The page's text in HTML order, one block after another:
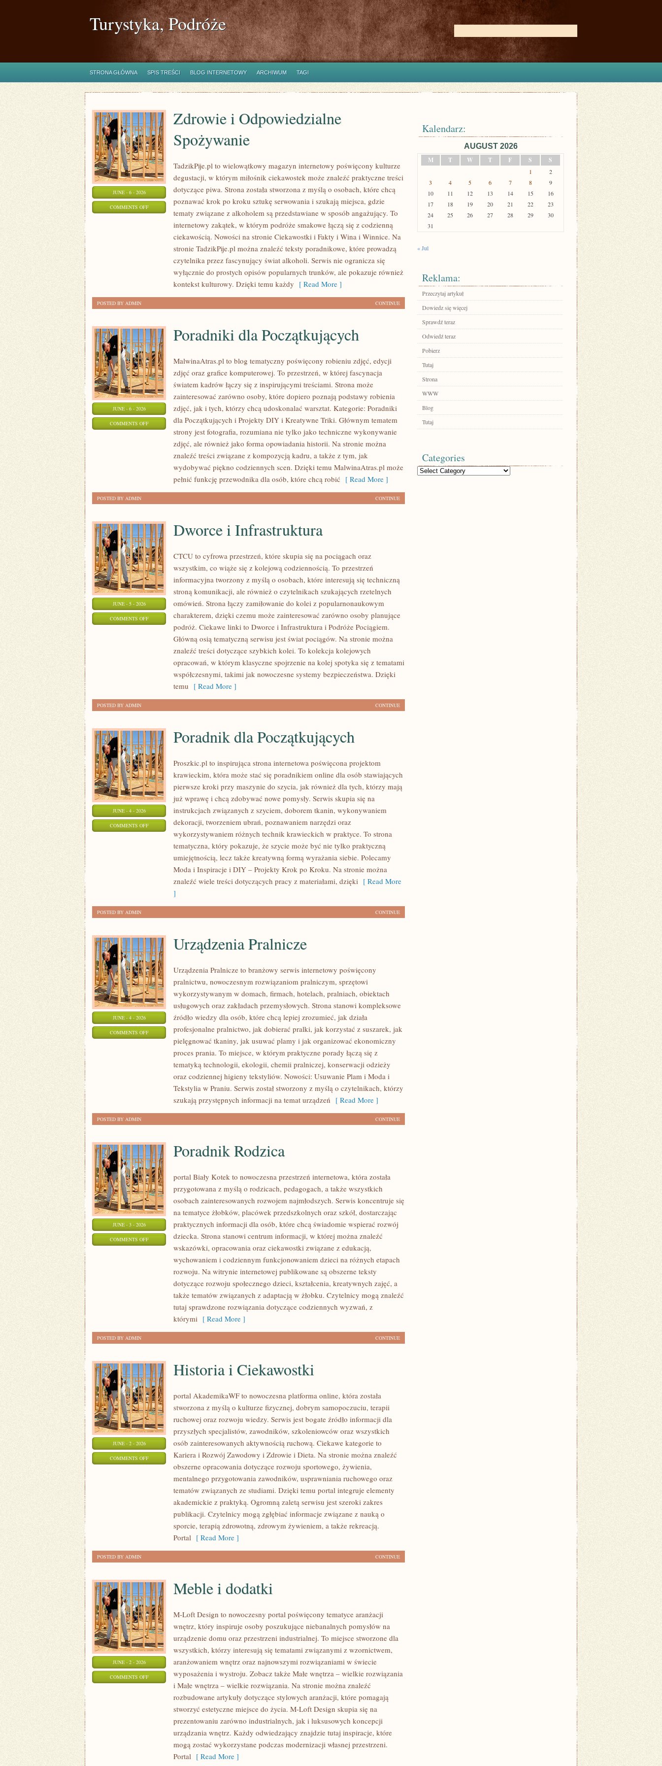
Turystyka, Podróże
STRONA GŁÓWNA SPIS TREŚCI BLOG INTERNETOWY ARCHIWUM TAGI
JUNE - 6 - 2026
COMMENTS OFFON
Zdrowie i Odpowiedzialne
Spożywanie
TadzikPije.pl to wielowątkowy magazyn internetowy poświęcony kulturze
degustacji, w którym miłośnik ciekawostek może znaleźć praktyczne treści
dotyczące piwa. Strona została stworzona z myślą o osobach, które chcą
poznawać krok po kroku sztukę serwowania i szukają miejsca, gdzie
tematy związane z alkoholem są przedstawiane w sposób angażujący. To
internetowy zakątek, w którym podróże smakowe łączą się z codzienną
ciekawością. Nowości na stronie Ciekawostki i Fakty i Wina i Winnice. Na
stronie TadzikPije.pl można znaleźć teksty poradnikowe, które prowadzą
czytelnika przez fascynujący świat alkoholi. Serwis nie ogranicza się
wyłącznie do prostych opisów popularnych trunków, ale pokazuje również
kontekst kulturowy. Dzięki temu każdy [ Read More ]
CONTINUE
POSTED BY ADMIN
JUNE - 6 - 2026
COMMENTS OFFON
PORADNIKI
POCZĄTKUJĄCYCH
Poradniki dla Początkujących
MalwinaAtras.pl to blog tematyczny poświęcony robieniu zdjęć, edycji
zdjęć oraz grafice komputerowej. To przestrzeń, w której fascynacja
światem kadrów łączy się z inspirującymi treściami. Strona może
zainteresować zarówno osoby, które dopiero poznają podstawy robienia
zdjęć, jak i tych, którzy chcą udoskonalać warsztat. Kategorie: Poradniki
dla Początkujących i Projekty DIY i Kreatywne Triki. Głównym tematem
strony jest fotografia, rozumiana nie tylko jako techniczne wykonywanie
zdjęć, ale również jako forma opowiadania historii. Na stronie można
znaleźć treści związane z kompozycją kadru, a także z tym, jak
wydobywać piękno codziennych scen. Dzięki temu MalwinaAtras.pl może
pełnić funkcję przewodnika dla osób, które chcą robić [ Read More ]
CONTINUE
POSTED BY ADMIN
JUNE - 5 - 2026
COMMENTS OFFON
INFRASTRUKTURA
Dworce i Infrastruktura
CTCU to cyfrowa przestrzeń, które skupia się na pociągach oraz
wszystkim, co wiąże się z kolejową codziennością. To przestrzeń
informacyjna tworzony z myślą o osobach, które interesują się techniczną
stroną komunikacji, ale również o czytelnikach szukających rzetelnych
omówień. Strona łączy zamiłowanie do kolei z popularnonaukowym
charakterem, dzięki czemu może zainteresować zarówno osoby planujące
podróż. Ciekawe linki to Dworce i Infrastruktura i Podróże Pociągiem.
Główną osią tematyczną serwisu jest świat pociągów. Na stronie można
znaleźć treści dotyczące szybkich kolei. To kolekcja kolejowych
opracowań, w którym klasyczne spojrzenie na kolej spotyka się z tematami
współczesnymi, takimi jak nowoczesne systemy bezpieczeństwa. Dzięki
temu [ Read More ]
CONTINUE
POSTED BY ADMIN
JUNE - 4 - 2026
COMMENTS OFFON
POCZĄTKUJĄCYCH
Poradnik dla Początkujących
Proszkic.pl to inspirująca strona internetowa poświęcona projektom
krawieckim, która może stać się poradnikiem online dla osób stawiających
pierwsze kroki przy maszynie do szycia, jak również dla tych, którzy mają
już wprawę i chcą zdobywać nowe pomysły. Serwis skupia się na
instrukcjach związanych z szyciem, doborem tkanin, wykonywaniem
dekoracji, tworzeniem ubrań, poznawaniem narzędzi oraz
wykorzystywaniem różnych technik krawieckich w praktyce. To strona
tematyczna, który pokazuje, że szycie może być nie tylko praktyczną
umiejętnością, lecz także kreatywną formą wyrażania siebie. Polecamy
Moda i Inspiracje i DIY – Projekty Krok po Kroku. Na stronie można
znaleźć wiele treści dotyczących pracy z materiałami, dzięki [ Read More
]
CONTINUE
POSTED BY ADMIN
JUNE - 4 - 2026
COMMENTS OFFON
URZĄDZENIA
PRALNICZE
Urządzenia Pralnicze
Urządzenia Pralnicze to branżowy serwis internetowy poświęcony
pralnictwu, nowoczesnym rozwiązaniom pralniczym, sprzętowi
wykorzystywanym w domach, firmach, hotelach, pralniach, obiektach
usługowych oraz zakładach przemysłowych. Strona stanowi kompleksowe
źródło wiedzy dla osób, które chcą lepiej zrozumieć, jak działa
profesjonalne pralnictwo, jak dobierać pralki, jak korzystać z suszarek, jak
pielęgnować tkaniny, jak usuwać plamy i jak organizować ekonomiczny
proces prania. To miejsce, w którym praktyczne porady łączą się z
tematyką technologii, ekologii, chemii pralniczej, konserwacji odzieży
oraz codziennej higieny tekstyliów. Nowości: Usuwanie Plam i Moda i
Tekstylia w Praniu. Serwis został stworzony z myślą o czytelnikach, którzy
szukają przystępnych informacji na temat urządzeń [ Read More ]
CONTINUE
POSTED BY ADMIN
JUNE - 3 - 2026
COMMENTS OFFON
Poradnik Rodzica
portal Biały Kotek to nowoczesna przestrzeń internetowa, która została
przygotowana z myślą o rodzicach, pedagogach, a także wszystkich
osobach zainteresowanych rozwojem najmłodszych. Serwis koncentruje się
na tematyce żłobków, placówek przedszkolnych oraz szkół, dostarczając
praktycznych informacji dla osób, które chcą świadomie wspierać rozwój
dziecka. Strona stanowi centrum informacji, w której można znaleźć
wskazówki, opracowania oraz ciekawostki związane z edukacją,
wychowaniem i codziennym funkcjonowaniem dzieci na różnych etapach
rozwoju. Na witrynie internetowej publikowane są obszerne teksty
dotyczące rozwoju społecznego dzieci, kształcenia, kreatywnych zajęć, a
także tematów związanych z adaptacją w żłobku. Czytelnicy mogą znaleźć
tutaj sprawdzone rozwiązania dotyczące codziennych wyzwań, z
którymi [ Read More ]
CONTINUE
POSTED BY ADMIN
JUNE - 2 - 2026
COMMENTS OFFON
CIEKAWOSTKI
Historia i Ciekawostki
portal AkademikaWF to nowoczesna platforma online, która została
stworzona z myślą o kulturze fizycznej, dobrym samopoczuciu, terapii
ruchowej oraz rozwoju wiedzy. Serwis jest bogate źródło informacji dla
przyszłych specjalistów, zawodników, szkoleniowców oraz wszystkich
osób zainteresowanych aktywnością ruchową. Ciekawe kategorie to
Kariera i Rozwój Zawodowy i Zdrowie i Dieta. Na stronie można znaleźć
obszerne opracowania dotyczące rozwoju sportowego, żywienia,
mentalnego przygotowania zawodników, usprawniania ruchowego oraz
tematów związanych ze studiami. Dzięki temu portal integruje elementy
akademickie z praktyką. Ogromną zaletą serwisu jest szeroki zakres
publikacji. Czytelnicy mogą zgłębiać informacje związane z nauką o
sporcie, terapią zdrowotną, zdrowym żywieniem, a także rekreacją.
Portal [ Read More ]
CONTINUE
POSTED BY ADMIN
JUNE - 2 - 2026
COMMENTS OFFON
Meble i dodatki
M-Loft Design to nowoczesny portal poświęcony tematyce aranżacji
wnętrz, który inspiruje osoby poszukujące niebanalnych pomysłów na
urządzenie domu oraz przestrzeni industrialnej. To miejsce stworzone dla
wszystkich, którzy interesują się tematami związanymi z wzornictwem,
aranżowaniem wnętrz oraz najnowszymi rozwiązaniami w świecie
wyposażenia i wystroju. Zobacz także Małe wnętrza – wielkie rozwiązania
i Małe wnętrza – wielkie rozwiązania. Na stronie można znaleźć
rozbudowane artykuły dotyczące stylowych aranżacji, które pomagają
stworzyć estetyczne miejsce do życia. M-Loft Design skupia się na
prezentowaniu zarówno industrialnych, jak i luksusowych koncepcji
urządzania wnętrz. Każdy odwiedzający znajdzie tutaj inspiracje, które
mogą zostać wykorzystane podczas modernizacji własnej przestrzeni.
Portal [ Read More ]
Kalendarz:
AUGUST 2026
M
T W T F S S
1
2
3
4 5 6 7 8
9
10
11 12 13 14 15
16
17
18 19 20 21 22
23
24
25 26 27 28 29
30
31
« Jul
Reklama:
Przeczytaj artykuł
Dowiedz się więcej
Sprawdź teraz
Odwiedź teraz
Pobierz
Tutaj
Strona
WWW
Blog
Tutaj
Categories
Categories